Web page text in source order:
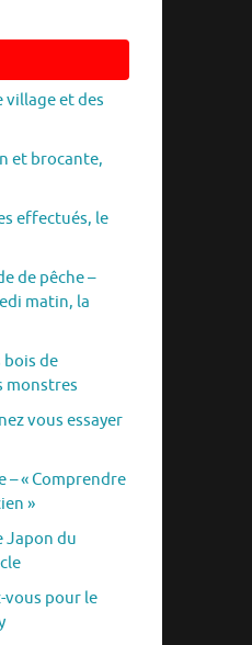
village et des
et brocante,
effectués, le
de pêche –
matin, la
bois de
monstres
vous essayer
– « Comprendre
»
Japon du
vous pour le